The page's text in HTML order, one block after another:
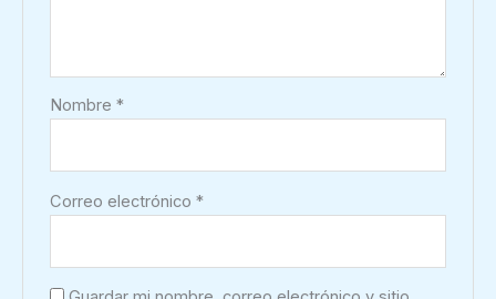
Nombre*
Correo electrónico*